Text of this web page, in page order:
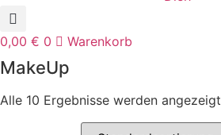
0,00 € 0 Warenkorb
MakeUp
Alle 10 Ergebnisse werden angezeigt